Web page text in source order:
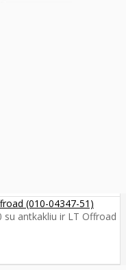
(010-04347-51)
su antkakliu ir LT Offroad